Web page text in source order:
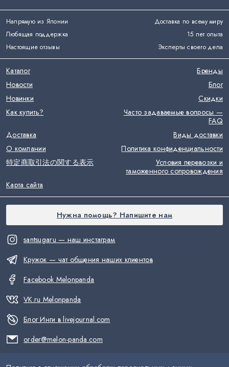
Напрямую из Японии
Доставка по всему миру
Любящая поддержка
15 лет опыта
Настоящие отзывы
Эксперты своего дела
santsugaru — наш инстаграм
Кружок — чат общения наших клиентов
Facebook Melonpanda
VK.ru Melonpanda
Блог Инги в livejournal.com
order@melon-panda.com
Каталог
Бренды
Новости
Блог
Новинки
Скидки
Как купить?
Часто задаваемые вопросы —
FAQ
Доставка
Виды доставки
О компании
Политика конфиденциальности
特定商取引法の関する表示
Условия перевозки и
таможенного сопровождения
Карта сайта
Нужна помощь? Напишите нам